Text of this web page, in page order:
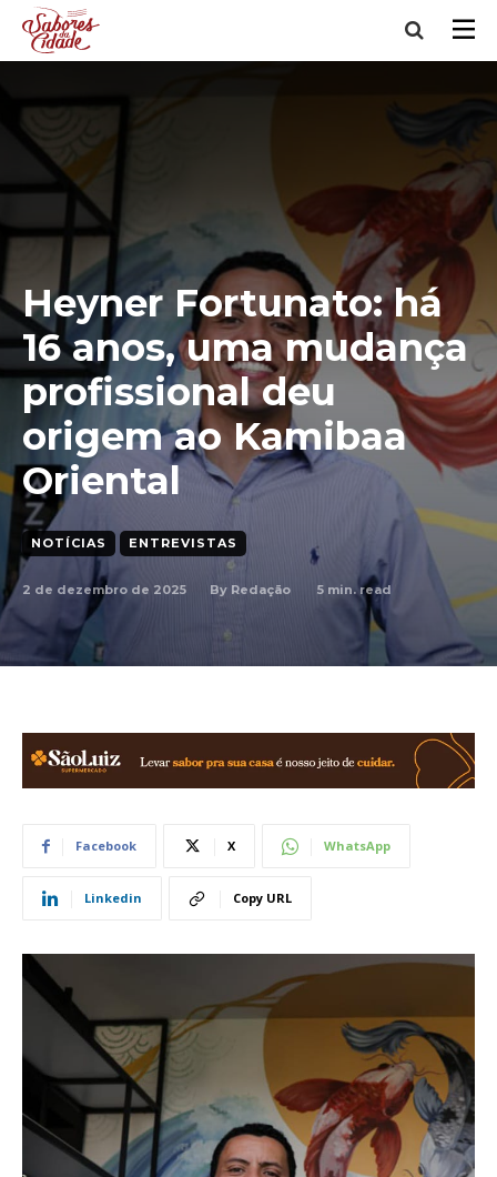
Heyner Fortunato: há
16 anos, uma mudança
profissional deu
origem ao Kamibaa
Oriental
NOTÍCIAS ENTREVISTAS
2 de dezembro de 2025 By Redação 5 min. read
Facebook X WhatsApp
Linkedin Copy URL